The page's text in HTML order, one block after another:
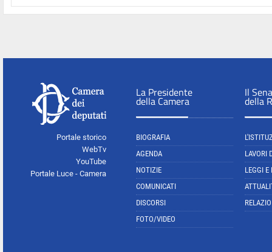
Portale storico
WebTv
YouTube
Portale Luce - Camera
La Presidente
della Camera
BIOGRAFIA
AGENDA
NOTIZIE
COMUNICATI
DISCORSI
FOTO/VIDEO
Il
della
LAVORI
LEGGI E